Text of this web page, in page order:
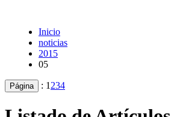
Inicio
noticias
2015
05
Página : 1 234